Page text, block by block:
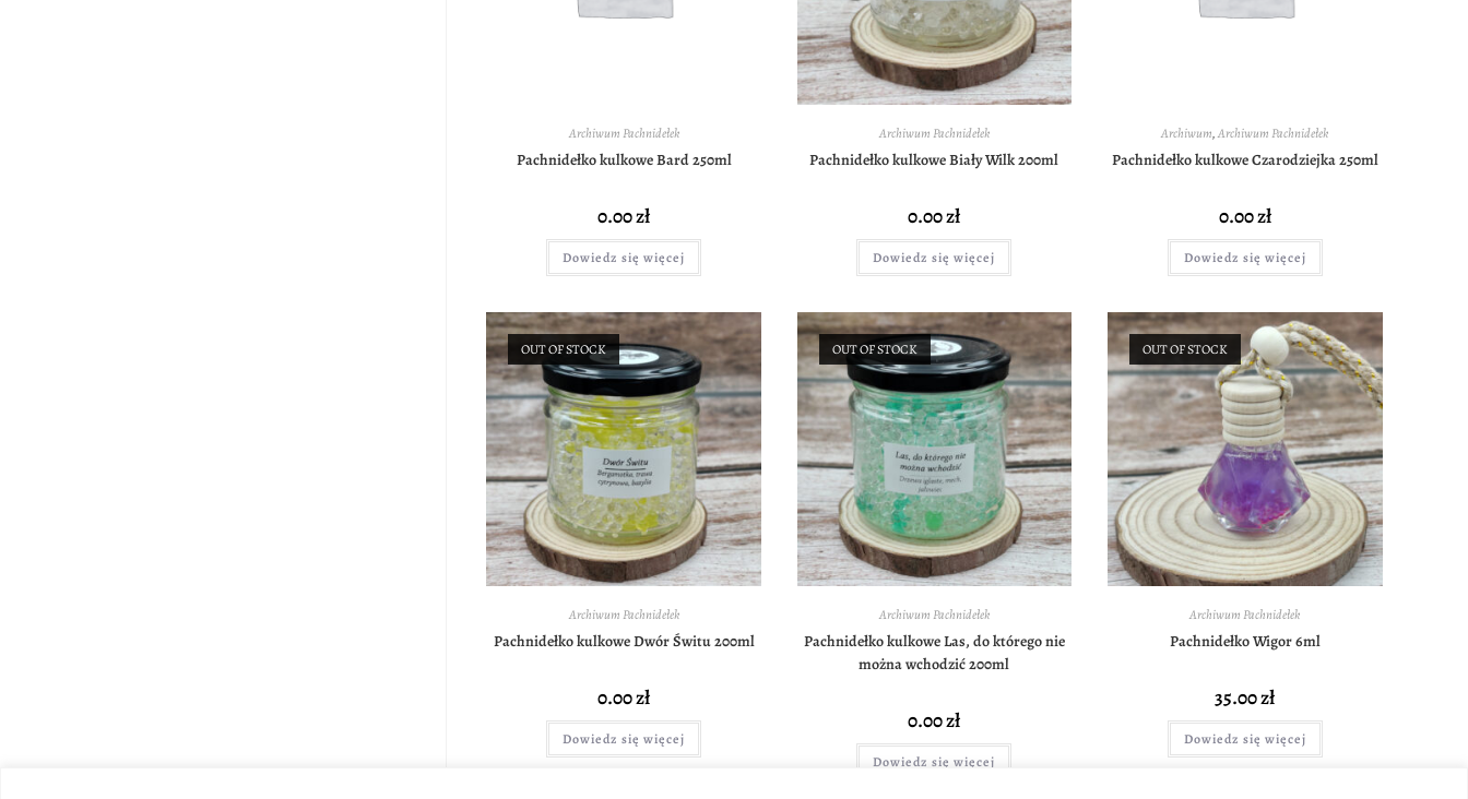
Archiwum Pachnidełek
Pachnidełko kulkowe Bard 250ml
0.00zł
Dowiedz się więcej
Archiwum Pachnidełek
Pachnidełko kulkowe Biały Wilk 200ml
0.00zł
Dowiedz się więcej
Archiwum,Archiwum Pachnidełek
Pachnidełko kulkowe Czarodziejka 250ml
0.00zł
Dowiedz się więcej
OUT OF STOCK
Archiwum Pachnidełek
Pachnidełko kulkowe Dwór Świtu 200ml
0.00zł
Dowiedz się więcej
OUT OF STOCK
Archiwum Pachnidełek
Pachnidełko kulkowe Las, do którego nie
można wchodzić 200ml
0.00zł
Dowiedz się więcej
OUT OF STOCK
Archiwum Pachnidełek
Pachnidełko Wigor 6ml
35.00zł
Dowiedz się więcej